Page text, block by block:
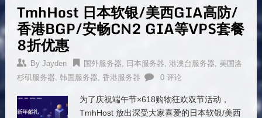
TmhHost 日本软银/美西GIA高防/
香港BGP/安畅CN2 GIA等VPS套餐
8折优惠
By Jayden 国外服务器, 日本服务器, 港澳台服务器, 美国洛
杉矶服务器, 韩国服务器, 香港服务器 0 评论
为了庆祝端午节×618购物狂欢双节活动，
TmhHost 放出深受大家喜爱的日本软银/美西